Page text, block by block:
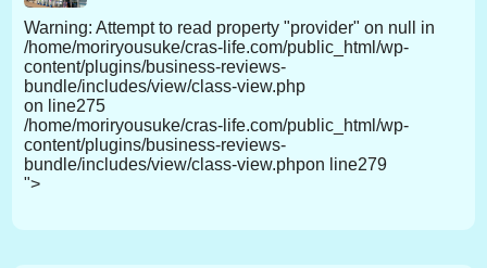
Warning: Attempt to read property "provider" on null in
/home/moriryousuke/cras-life.com/public_html/wp-
content/plugins/business-reviews-
bundle/includes/view/class-view.php
on line275
/home/moriryousuke/cras-life.com/public_html/wp-
content/plugins/business-reviews-
bundle/includes/view/class-view.phpon line279
">